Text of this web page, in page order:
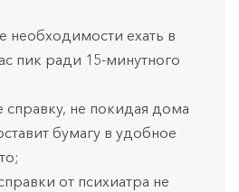
необходимости ехать в
пик ради 15-минутного
справку, не покидая дома
бумагу в удобное
от психиатра не